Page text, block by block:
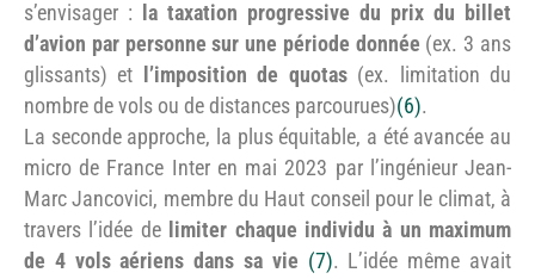
s’envisager : la taxation progressive du prix du billet
d’avion par personne sur une période donnée (ex. 3 ans
glissants) et
l’imposition de quotas(ex. limitation du
nombre de vols ou de distances parcourues)(6).
La seconde approche, la plus équitable, a été avancée au
micro de France Inter en mai 2023 par l’ingénieur Jean-
Marc Jancovici, membre du Haut conseil pour le climat, à
travers l’idée de limiter chaque individu à un maximum
de 4 vols aériens dans sa vie (7). L’idée même avait